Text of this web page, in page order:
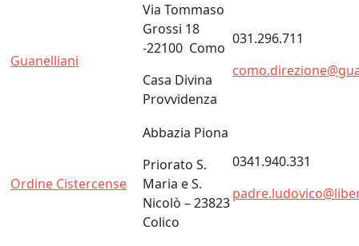
Guanelliani
Via Tommaso
Grossi 18
-22100 Como
Casa Divina
Provvidenza
031.296.711
Ordine Cistercense
Abbazia Piona
Priorato S.
Maria e S.
Nicolò – 23823
Colico
0341.940.331